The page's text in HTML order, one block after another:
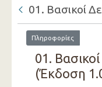
01. Βασικοί
Πληροφορίες
01.
(Έκδοση